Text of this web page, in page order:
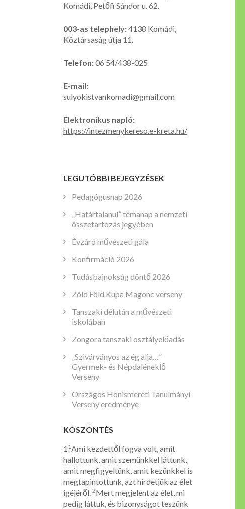
Komádi, Petőfi Sándor u. 62.
003-as telephely:4138 Komádi,
Köztársaság útja 11.
Telefon:06 54/438-025
E-mail:
sulyokistvankomadi@gmail.com
Elektronikus napló:
https://intezmenykereso.e-kreta.hu/
LEGUTÓBBI BEJEGYZÉSEK
Pedagógusnap 2026
„Határtalanul” témanap a nemzeti
összetartozás jegyében
Évzáró művészeti gála
Konfirmáció 2026
Tudásbajnokság döntő 2026
Zöld Föld Kupa Magonc verseny
Tanszaki délután a művészeti
iskolában
Zongora tanszaki osztályelőadás
„Szivárványos az ég alja…”
Gyermek- és Népdaléneklő
Verseny
Országos Honismereti Tanulmányi
Verseny eredménye
KÖSZÖNTÉS
1 1Ami kezdettől fogva volt, amit
hallottunk, amit szemünkkel láttunk,
amit megfigyeltünk, amit kezünkkel is
megtapintottunk, azt hirdetjük az élet
igéjéről. 2Mert megjelent az élet, mi
pedig láttuk, és bizonyságot teszünk